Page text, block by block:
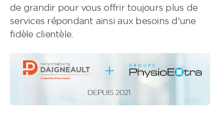
de grandir pour vous offrir toujours plus de
services répondant ainsi aux besoins d'une
fidèle clientèle.